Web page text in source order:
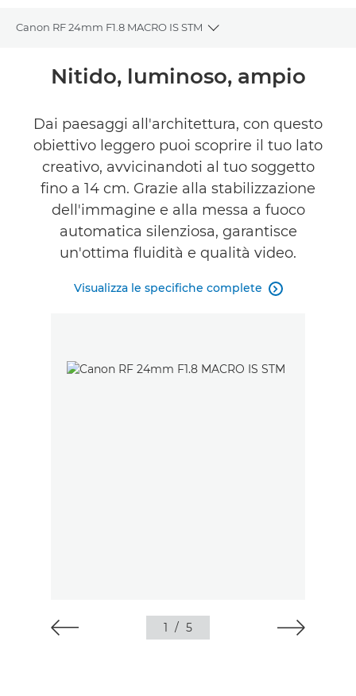
Canon RF 24mm F1.8 MACRO IS STM
Toggle breadcrumbs
Panoramica
Galleria
Supporto
TROVA UN RIVENDITORE
Nitido, luminoso, ampio
Dai paesaggi all'architettura, con questo
obiettivo leggero puoi scoprire il tuo lato
creativo, avvicinandoti al tuo soggetto
fino a 14 cm. Grazie alla stabilizzazione
dell'immagine e alla messa a fuoco
automatica silenziosa, garantisce
un'ottima fluidità e qualità video.
Visualizza le specifiche complete 
1 / 5